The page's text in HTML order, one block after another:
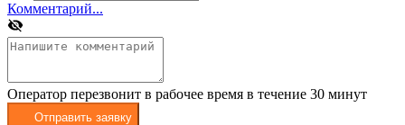
Комментарий...
Оператор перезвонит в рабочее время в течение 30 минут
Отправить заявку